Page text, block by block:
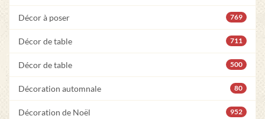
Décor à poser 769
Décor de table 711
Décor de table 500
Décoration automnale 80
Décoration de Noël 952